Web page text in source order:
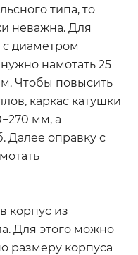
типа, то
неважна. Для
с диаметром
намотать 25
Чтобы повысить
каркас катушки
мм, а
Далее оправку с
корпус из
Для этого можно
размеру корпуса